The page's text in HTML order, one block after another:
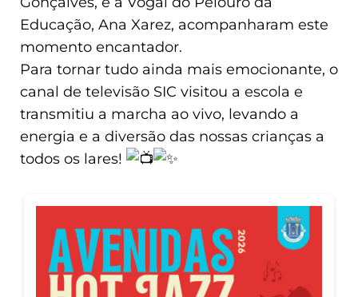
Educação, Ana Xarez, acompanharam este
momento encantador.
Para tornar tudo ainda mais emocionante, o
canal de televisão SIC visitou a escola e
transmitiu a marcha ao vivo, levando a
energia e a diversão das nossas crianças a
todos os lares!